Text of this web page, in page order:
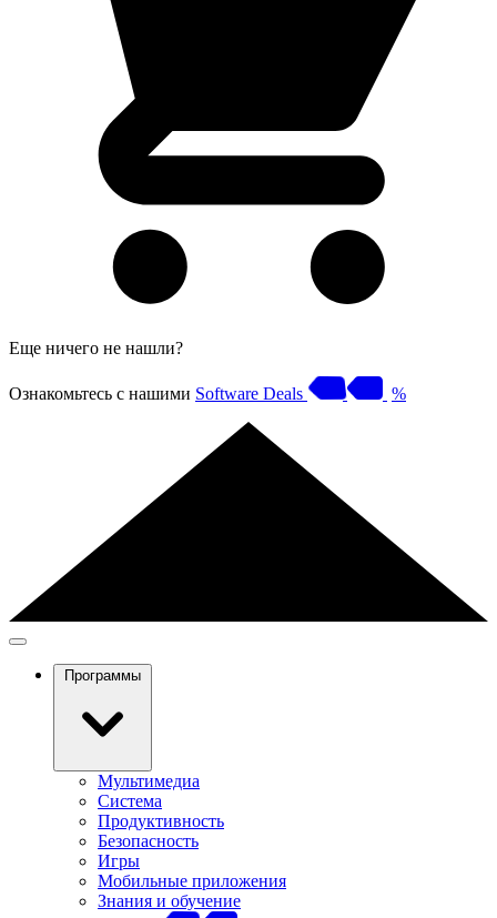
Еще ничего не нашли?
Ознакомьтесь с нашими Software Deals %
Программы
Мультимедиа
Система
Продуктивность
Безопасность
Игры
Мобильные приложения
Знания и обучение